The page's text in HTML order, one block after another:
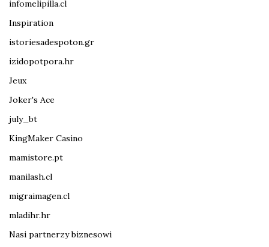
infomelipilla.cl
Inspiration
istoriesadespoton.gr
izidopotpora.hr
Jeux
Joker's Ace
july_bt
KingMaker Casino
mamistore.pt
manilash.cl
migraimagen.cl
mladihr.hr
Nasi partnerzy biznesowi